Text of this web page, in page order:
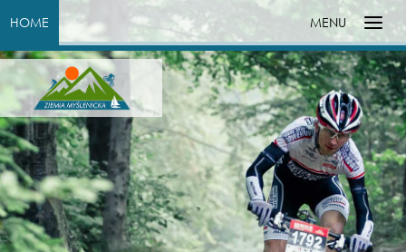
HOME MENU